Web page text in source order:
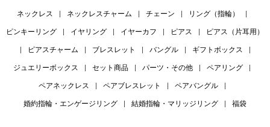
ネックレス ネックレスチャーム チェーン リング（指輪）
ピンキーリング イヤリング イヤーカフ ピアス ピアス（片耳用）
ピアスチャーム ブレスレット バングル ギフトボックス
ジュエリーボックス セット商品 パーツ・その他 ペアリング
ペアネックレス ペアブレスレット ペアバングル
婚約指輪・エンゲージリング 結婚指輪・マリッジリング 福袋